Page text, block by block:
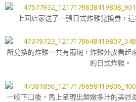
上回店家送了一張日式炸雞兌換券，
所兌換的炸雞一共有兩塊，炸雞外皮看起
的日式炸雞。
一咬下口後，馬上呈現出鮮嫩多汁的美妙